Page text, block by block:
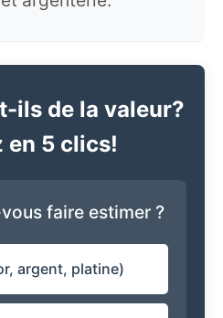
ils de la valeur?
en 5 clics!
faire estimer ?
argent, platine)